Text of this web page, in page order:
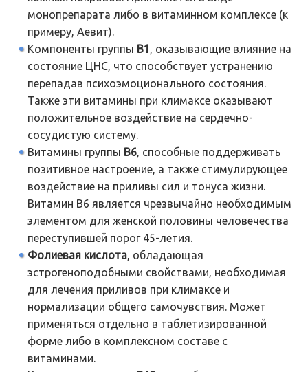
монопрепарата либо в витаминном комплексе (к
примеру, Аевит).
Компоненты группы В1 , оказывающие влияние на
состояние ЦНС, что способствует устранению
перепадав психоэмоционального состояния.
Также эти витамины при климаксе оказывают
положительное воздействие на сердечно-
сосудистую систему.
Витамины группы В6, способные поддерживать
позитивное настроение, а также стимулирующее
воздействие на приливы сил и тонуса жизни.
Витамин В6 является чрезвычайно необходимым
элементом для женской половины человечества
переступившей порог 45-летия.
Фолиевая кислота, обладающая
эстрогеноподобными свойствами, необходимая
для лечения приливов при климаксе и
нормализации общего самочувствия. Может
применяться отдельно в таблетизированной
форме либо в комплексном составе с
витаминами.